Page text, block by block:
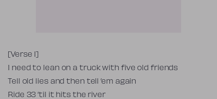
Tekst piosenki
[Verse 1]
I need to lean on a truck with five old friends
Tell old lies and then tell ’em again
Ride 33 ’til it hits the river